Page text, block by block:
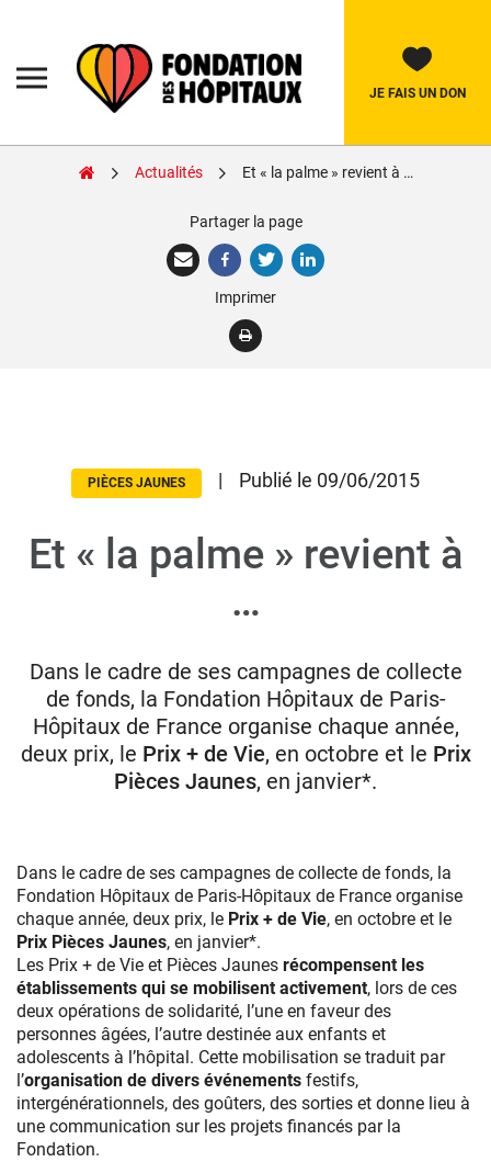
des
Hôpitaux
JE FAIS UN DON
Nous soutenir
Donateurs
Presse
Actualités Et « la palme » revient à …
Partager la page
Imprimer
PIÈCES JAUNES | Publié le 09/06/2015
Et « la palme » revient à
…
Dans le cadre de ses campagnes de collecte
de fonds, la Fondation Hôpitaux de Paris-
Hôpitaux de France organise chaque année,
deux prix, le Prix + de Vie, en octobre et le Prix
Pièces Jaunes, en janvier*.
Dans le cadre de ses campagnes de collecte de fonds, la
Fondation Hôpitaux de Paris-Hôpitaux de France organise
chaque année, deux prix, le Prix + de Vie, en octobre et le
Prix Pièces Jaunes, en janvier*.
Les Prix + de Vie et Pièces Jaunes récompensent les
établissements qui se mobilisent activement, lors de ces
deux opérations de solidarité, l’une en faveur des
personnes âgées, l’autre destinée aux enfants et
adolescents à l’hôpital. Cette mobilisation se traduit par
l’organisation de divers événements festifs,
intergénérationnels, des goûters, des sorties et donne lieu à
une communication sur les projets financés par la
Fondation.